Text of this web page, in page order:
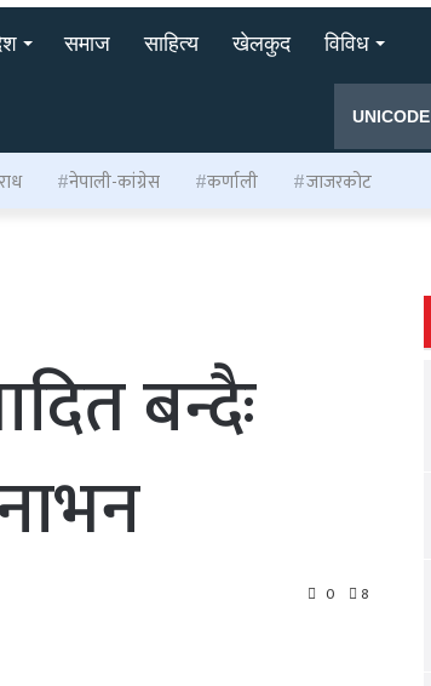
समाज साहित्य खेलकुद विविध
UNICODE
नेपाली-कांग्रेस कर्णाली जाजरकोट
बन्दैः
0 8